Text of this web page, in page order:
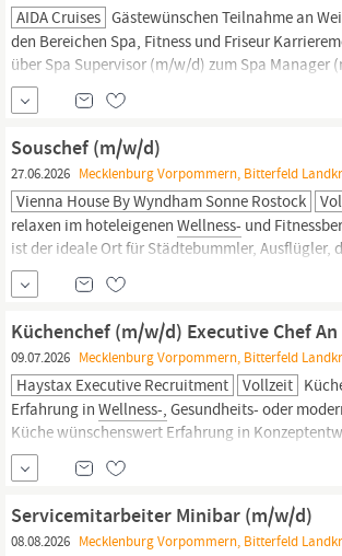
AIDA Cruises Gästewünschen Teilnahme an
den Bereichen Spa, Fitness und Friseur
über Spa Supervisor (m/w/d) zum Spa Manager
bisheriger Kurs Ausbildung sowie erste
Bereich Spa und
vorzugsweise als
Wellness-Hotellerie
Souschef (m/w/d)
27.06.2026 Mecklenburg Vorpommern, Bitterfeld
Vienna House By Wyndham Sonne Rostock
relaxen im hoteleigenen Wellness- und
ist der ideale Ort für Städtebummler, Ausflügler,
und Warnemünde erkunden wollen sowie für
Zur Verstärkung unseres Teams, suchen wir dich
Sous Chef (m&NoBreak;&NoBreak;d).
Leitender Koch im a la...
Küchenchef (m/w/d) Executive Chef An
09.07.2026 Mecklenburg Vorpommern, Bitterfeld
Haystax Executive Recruitment Vollzeit
Erfahrung in Wellness-, Gesundheits- oder
Küche wünschenswert Erfahrung in
Veränderungsprozessen Kenntnisse digitaler
(Warenwirtschaft, Rezeptur-Tools) Sie verfügen
erfolgreich abgeschlossene Ausbildung und
Erfahrung im
Servicemitarbeiter Minibar (m/w/d)
08.08.2026 Mecklenburg Vorpommern, Bitterfeld